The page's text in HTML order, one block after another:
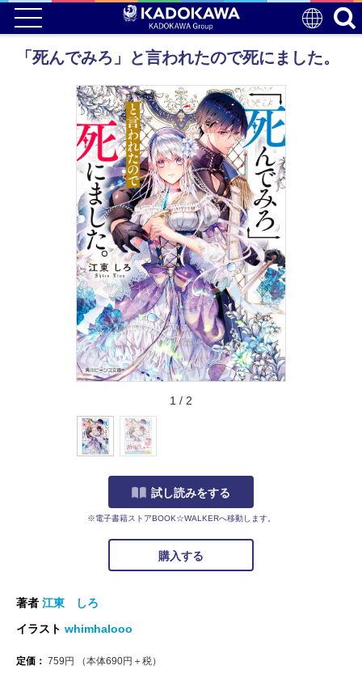
「死んでみろ」と言われたので死にました。
1 / 2
試し読みをする
※電子書籍ストアBOOK☆WALKERへ移動します。
購入する
著者 江東 しろ
イラスト whimhalooo
定価： 759 円 （本体690円＋税）